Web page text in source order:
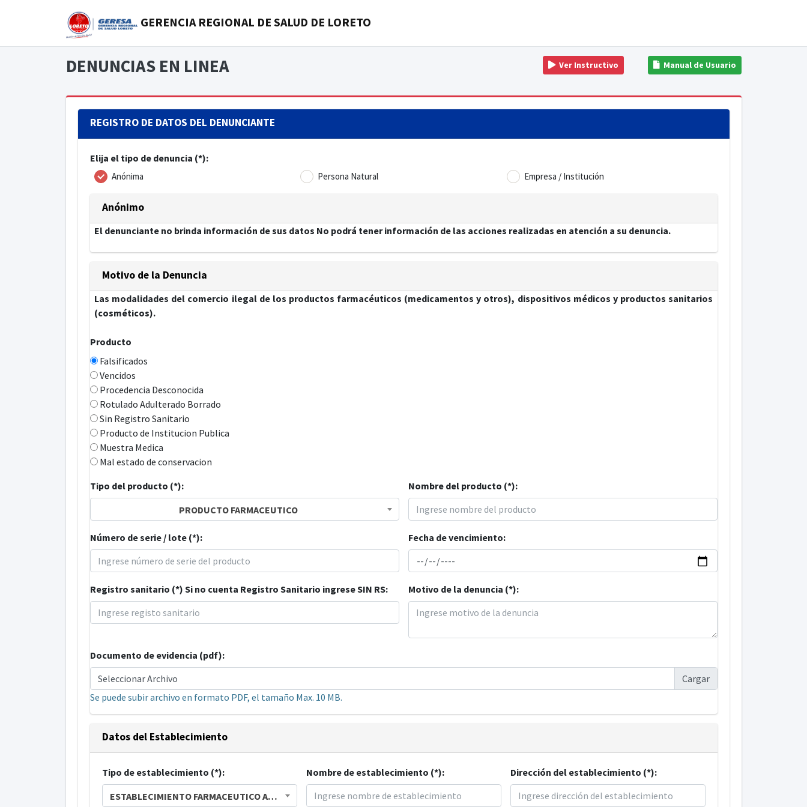
GERENCIA REGIONAL DE SALUD DE LORETO
DENUNCIAS EN LINEA Manual de Usuario
Ver Instructivo
REGISTRO DE DATOS DEL DENUNCIANTE
Elija el tipo de denuncia (*):
Anónima Persona Natural Empresa / Institución
Anónimo
El denunciante no brinda información de sus datos No podrá tener información de las acciones realizadas en atención a su denuncia.
Motivo de la Denuncia
Las modalidades del comercio ilegal de los productos farmacéuticos (medicamentos y otros), dispositivos médicos y productos sanitarios
(cosméticos).
Producto
Falsificados
Vencidos
Procedencia Desconocida
Rotulado Adulterado Borrado
Sin Registro Sanitario
Producto de Institucion Publica
Muestra Medica
Mal estado de conservacion
Tipo del producto (*):
PRODUCTO FARMACEUTICO
Nombre del producto (*):
Número de serie / lote (*): Fecha de vencimiento:
Registro sanitario (*) Si no cuenta Registro Sanitario ingrese SIN RS: Motivo de la denuncia (*):
Documento de evidencia (pdf):
Seleccionar Archivo
Se puede subir archivo en formato PDF, el tamaño Max. 10 MB.
Datos del Establecimiento
Tipo de establecimiento (*):
ESTABLECIMIENTO FARMACEUTICO AUTORIZADO
Nombre de establecimiento (*): Dirección del establecimiento (*):